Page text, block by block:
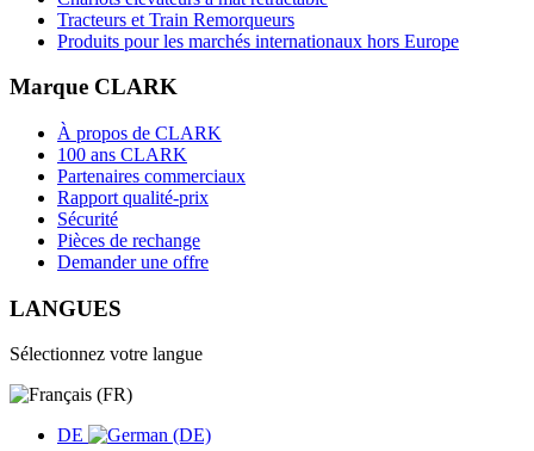
Tracteurs et Train Remorqueurs
Produits pour les marchés internationaux hors Europe
Marque CLARK
À propos de CLARK
100 ans CLARK
Partenaires commerciaux
Rapport qualité-prix
Sécurité
Pièces de rechange
Demander une offre
LANGUES
Sélectionnez votre langue
DE